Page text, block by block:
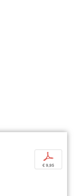
p
€ 9,95